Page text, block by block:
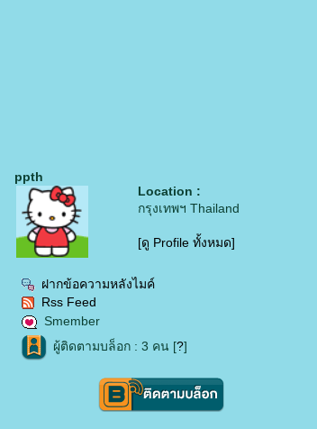
ppth
Location :
กรุงเทพฯ Thailand
[ดู Profile ทั้งหมด]
ฝากข้อความหลังไมค์
Rss Feed
Smember
ผู้ติดตามบล็อก : 3 คน [?]